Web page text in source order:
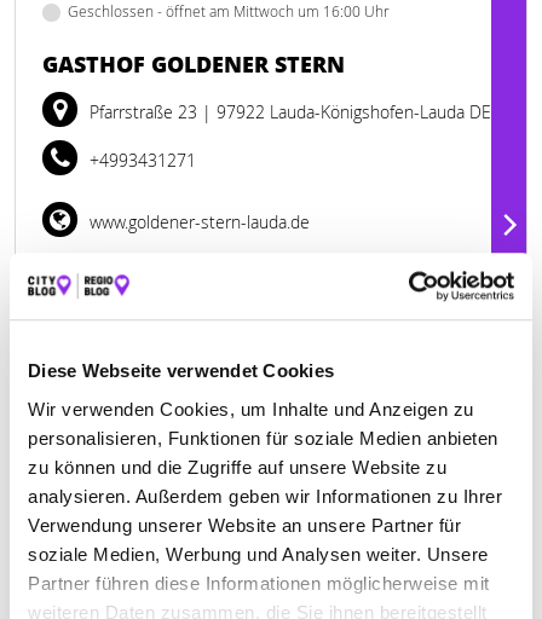
Diese Webseite verwendet Cookies
Wir verwenden Cookies, um Inhalte und Anzeigen zu
personalisieren, Funktionen für soziale Medien anbieten
zu können und die Zugriffe auf unsere Website zu
analysieren. Außerdem geben wir Informationen zu Ihrer
Verwendung unserer Website an unsere Partner für
soziale Medien, Werbung und Analysen weiter. Unsere
Partner führen diese Informationen möglicherweise mit
weiteren Daten zusammen, die Sie ihnen bereitgestellt
Geschlossen - öffnet am Mittwoch um 16:00 Uhr
GASTHOF GOLDENER STERN
Pfarrstraße 23 | 97922 Lauda-Königshofen-Lauda DE
+4993431271
www.goldener-stern-lauda.de
Geschlossen - öffnet um 11:00 Uhr